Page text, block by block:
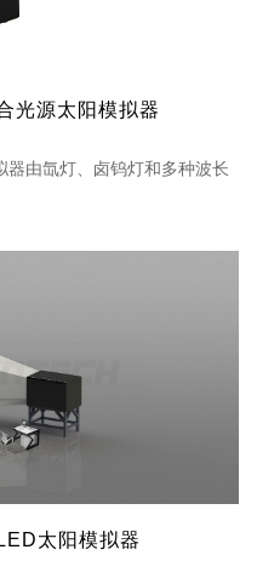
光源太阳模拟器
由氙灯、卤钨灯和多种波长
太阳模拟器